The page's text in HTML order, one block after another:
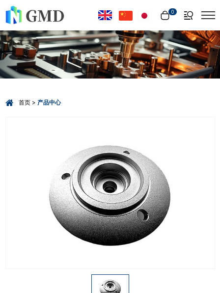
Select Language ▼ 0
首页 产品中心